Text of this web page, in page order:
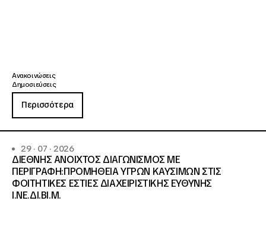
Ανακοινώσεις
Δημοσιεύσεις
Περισσότερα
29 · 07 · 2026
ΔΙΕΘΝΗΣ ΑΝΟΙΧΤΟΣ ΔΙΑΓΩΝΙΣΜΟΣ ΜΕ
ΠΕΡΙΓΡΑΦΗ:ΠΡΟΜΗΘΕΙΑ ΥΓΡΩΝ ΚΑΥΣΙΜΩΝ ΣΤΙΣ
ΦΟΙΤΗΤΙΚΕΣ ΕΣΤΙΕΣ ΔΙΑΧΕΙΡΙΣΤΙΚΗΣ ΕΥΘΥΝΗΣ
Ι.ΝΕ.ΔΙ.ΒΙ.Μ.